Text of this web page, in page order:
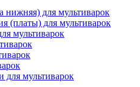
нижняя) для мультиварок
(платы) для мультиварок
мультиварок
для мультиварок